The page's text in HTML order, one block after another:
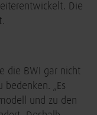
Die
die BWI gar nicht
„Es
und zu den